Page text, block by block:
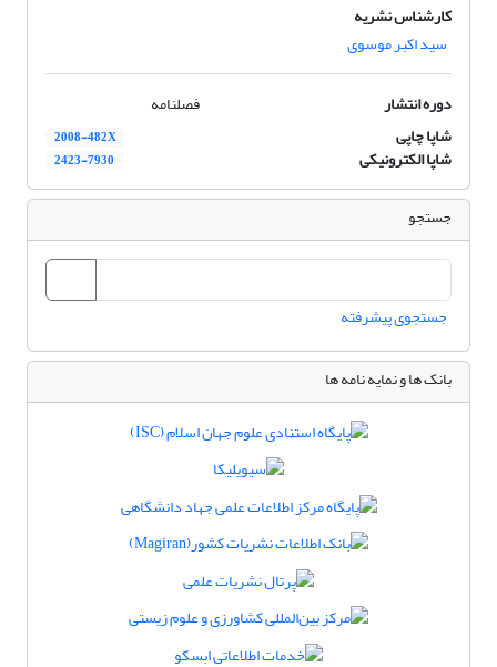
کارشناس نشریه
سید اکبر موسوی
دوره انتشار
فصلنامه
شاپا چاپی
2008-482X
شاپا الکترونیکی 2423-7930
جستجو
جستجوی پیشرفته
بانک ها و نمایه نامه ها